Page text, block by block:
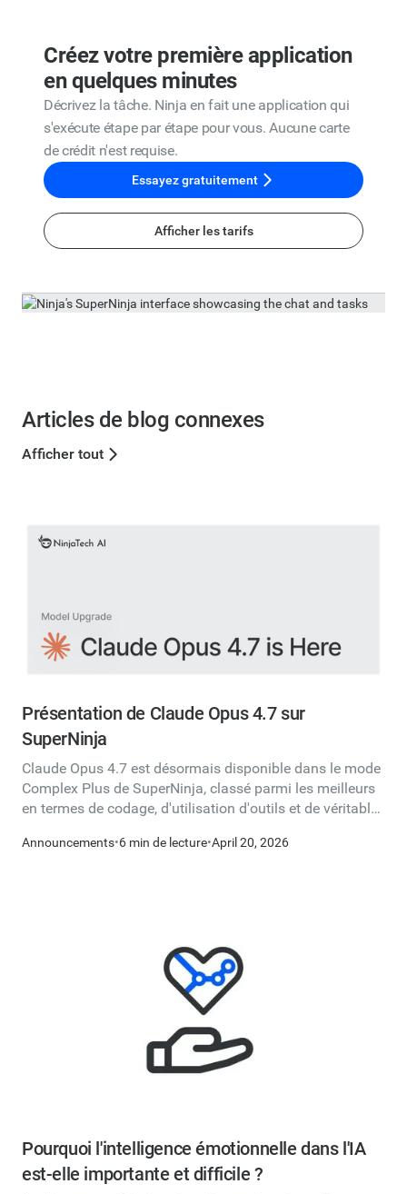
Créez votre première application
en quelques minutes
Décrivez la tâche. Ninja en fait une application qui
s'exécute étape par étape pour vous. Aucune carte
de crédit n'est requise.
Essayez gratuitement
Afficher les tarifs
Articles de blog connexes
Afficher tout
Présentation de Claude Opus 4.7 sur
SuperNinja
Claude Opus 4.7 est désormais disponible dans le mode
Complex Plus de SuperNinja, classé parmi les meilleurs
en termes de codage, d'utilisation d'outils et de véritable
Announcements•6 min de lecture•April 20, 2026
Pourquoi l'intelligence émotionnelle dans l'IA
est-elle importante et difficile ?